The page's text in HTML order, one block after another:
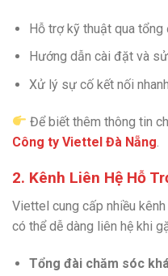
Hỗ trợ kỹ thuật qua tổng
Hướng dẫn cài đặt và
Xử lý sự cố kết nối
Để biết thêm thông tin
Công ty Viettel Đà Nẵng
2. Kênh Liên Hệ Hỗ
Viettel cung cấp nhiều
có thể dễ dàng liên hệ khi
Tổng đài chăm sóc